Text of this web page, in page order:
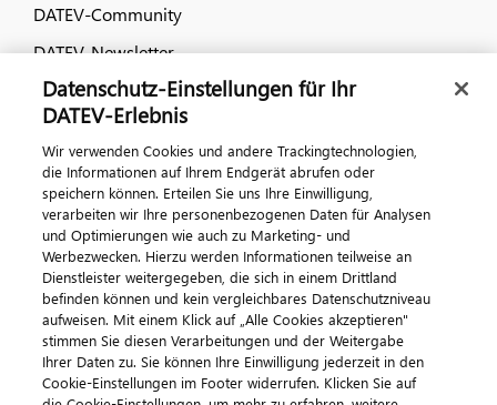
DATEV-Community
DATEV-Newsletter
Kontaktieren Sie uns
© 2026 DATEV eG
ImpressumDatenschutzAGB Kontakt
Cookie-Einstellungen
Datenschutz-Einstellungen für Ihr
DATEV-Erlebnis
Wir verwenden Cookies und andere Trackingtechnologien,
die Informationen auf Ihrem Endgerät abrufen oder
speichern können. Erteilen Sie uns Ihre Einwilligung,
verarbeiten wir Ihre personenbezogenen Daten für Analysen
und Optimierungen wie auch zu Marketing- und
Werbezwecken. Hierzu werden Informationen teilweise an
Dienstleister weitergegeben, die sich in einem Drittland
befinden können und kein vergleichbares Datenschutzniveau
aufweisen. Mit einem Klick auf „Alle Cookies akzeptieren"
stimmen Sie diesen Verarbeitungen und der Weitergabe
Ihrer Daten zu. Sie können Ihre Einwilligung jederzeit in den
Cookie-Einstellungen im Footer widerrufen. Klicken Sie auf